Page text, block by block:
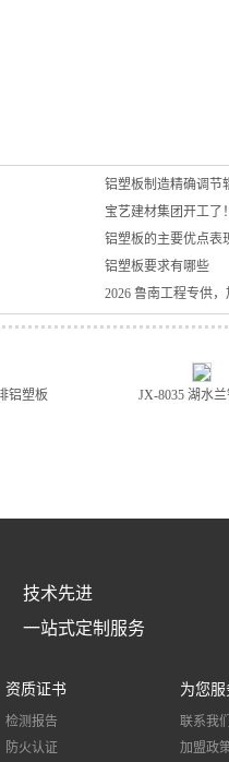
铝塑板制造精确调节
宝艺建材集团开工了！
铝塑板的主要优点表
铝塑板要求有哪些
2026 鲁南工程专供
铝塑板 JX-8035 湖水
技术先进
一站式定制服务
资质证书
检测报告
防火认证
为您服
联系我们
加盟政